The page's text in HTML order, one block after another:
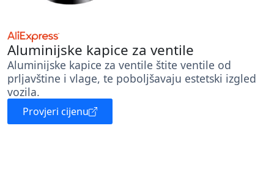
Aluminijske kapice za ventile
Aluminijske kapice za ventile štite ventile od
prljavštine i vlage, te poboljšavaju estetski izgled
vozila.
Provjeri cijenu